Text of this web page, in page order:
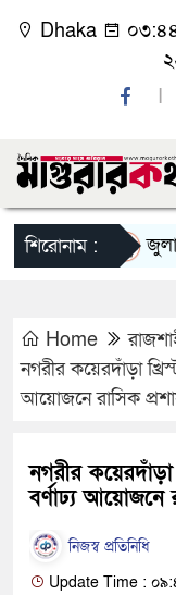
Dhaka
শিরোনাম : জুলাই
Home
নগরীর কয়েরদাঁড়া
আয়োজনে রাসিক
নগরীর কয়েরদাঁড়া
বর্ণাঢ্য আয়োজনে
নিজস্ব প্রতিনিধি
Update Time :